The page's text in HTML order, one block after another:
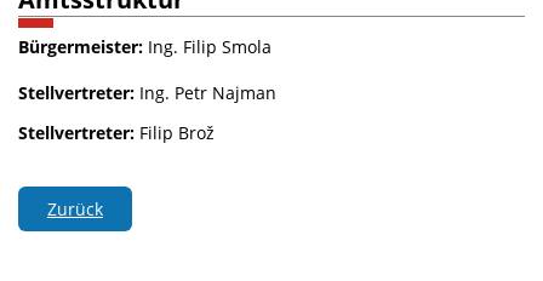
Bürgermeister: Ing. Filip Smola
Stellvertreter: Ing. Petr Najman
Stellvertreter: Filip Brož
Zurück